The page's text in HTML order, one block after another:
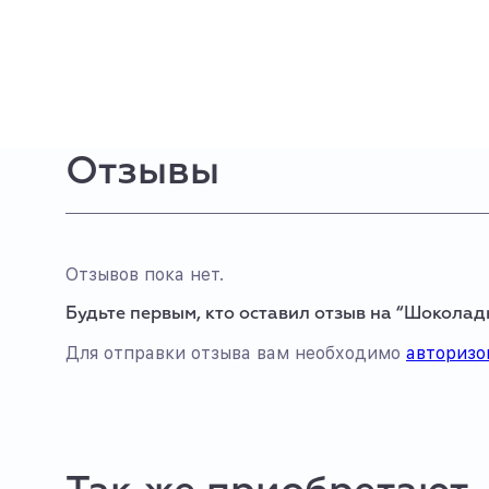
Отзывы
Отзывов пока нет.
Будьте первым, кто оставил отзыв на
Для отправки отзыва вам необходимо